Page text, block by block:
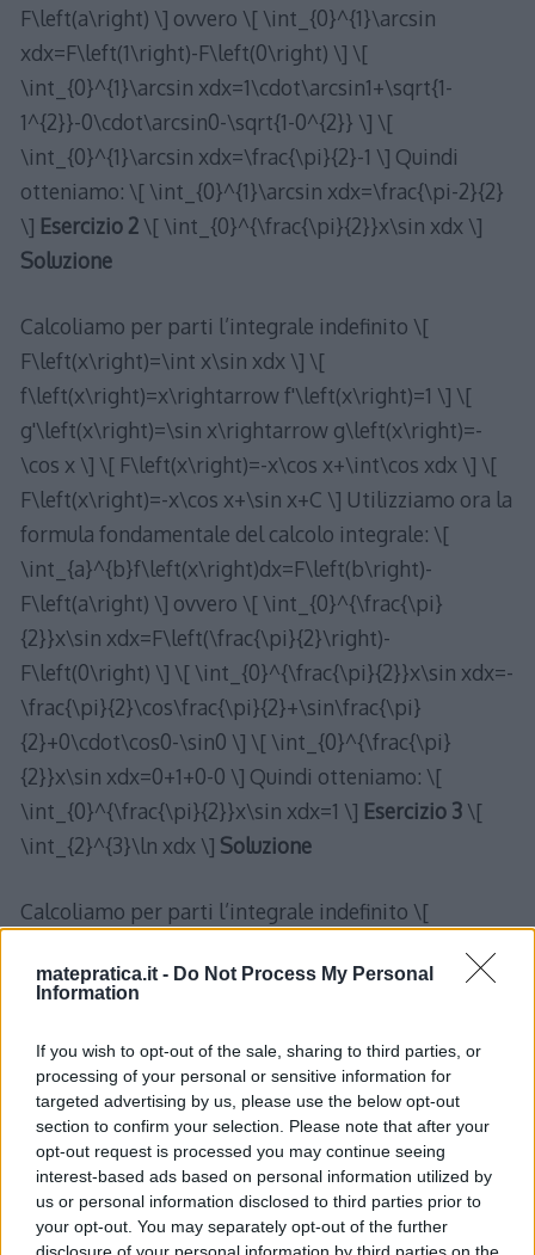
matepratica.it - Do Not Process My Personal
Information
If you wish to opt-out of the sale, sharing to third parties, or
processing of your personal or sensitive information for
targeted advertising by us, please use the below opt-out
section to confirm your selection. Please note that after your
opt-out request is processed you may continue seeing
interest-based ads based on personal information utilized by
us or personal information disclosed to third parties prior to
your opt-out. You may separately opt-out of the further
disclosure of your personal information by third parties on the
F\left(a\right) \] ovvero \[ \int_{0}^{1}\arcsin
xdx=F\left(1\right)-F\left(0\right) \] \[
\int_{0}^{1}\arcsin xdx=1\cdot\arcsin1+\sqrt{1-
1^{2}}-0\cdot\arcsin0-\sqrt{1-0^{2}} \] \[
\int_{0}^{1}\arcsin xdx=\frac{\pi}{2}-1 \] Quindi
otteniamo: \[ \int_{0}^{1}\arcsin xdx=\frac{\pi-2}{2}
\] Esercizio 2\[ \int_{0}^{\frac{\pi}{2}}x\sin xdx \]
Soluzione
Calcoliamo per parti l’integrale indefinito \[
F\left(x\right)=\int x\sin xdx \] \[
f\left(x\right)=x\rightarrow f'\left(x\right)=1 \] \[
g'\left(x\right)=\sin x\rightarrow g\left(x\right)=-
\cos x \] \[ F\left(x\right)=-x\cos x+\int\cos xdx \] \[
F\left(x\right)=-x\cos x+\sin x+C \] Utilizziamo ora la
formula fondamentale del calcolo integrale: \[
\int_{a}^{b}f\left(x\right)dx=F\left(b\right)-
F\left(a\right) \] ovvero \[ \int_{0}^{\frac{\pi}
{2}}x\sin xdx=F\left(\frac{\pi}{2}\right)-
F\left(0\right) \] \[ \int_{0}^{\frac{\pi}{2}}x\sin xdx=-
\frac{\pi}{2}\cos\frac{\pi}{2}+\sin\frac{\pi}
{2}+0\cdot\cos0-\sin0 \] \[ \int_{0}^{\frac{\pi}
{2}}x\sin xdx=0+1+0-0 \] Quindi otteniamo: \[
\int_{0}^{\frac{\pi}{2}}x\sin xdx=1 \] Esercizio 3\[
\int_{2}^{3}\ln xdx \] Soluzione
Calcoliamo per parti l’integrale indefinito \[
F\left(x\right)=\int\ln xdx \] \[ f\left(x\right)=\ln
x\rightarrow f'\left(x\right)=\frac{1}{x} \] \[
F\left(x\right)=x\ln x-\int\frac{x}{x}dx \] \[
F\left(x\right)=x\ln x-\int dx \] \[ F\left(x\right)=x\ln
x-x+C \] Utilizziamo ora la formula fondamentale del
calcolo integrale: \[
\int_{a}^{b}f\left(x\right)dx=F\left(b\right)-
F\left(a\right) \] ovvero \[ \int_{2}^{3}\ln